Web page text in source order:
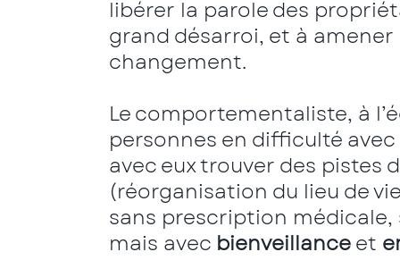
libérer la parole des
grand désarroi, et à
changement.
Le comportementaliste, à
personnes en difficulté
avec eux trouver des pistes
(réorganisation du lieu de
sans prescription
mais avec bienveillanceet